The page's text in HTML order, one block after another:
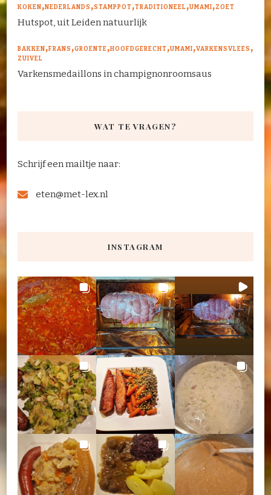
KOKEN NEDERLANDS STAMPPOT TRADITIONEEL UMAMI ZOET
Hutspot, uit Leiden natuurlijk
BAKKEN FRANS GROENTE HOOFDGERECHT UMAMI VARKENSVLEES
ZUIVEL
Varkensmedaillons in champignonroomsaus
WAT TE VRAGEN?
Schrijf een mailtje naar:
eten@met-lex.nl
INSTAGRAM